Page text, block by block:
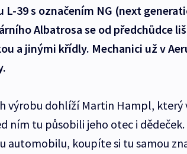
L-39 s označením NG (next
Albatrosa se od předchůdce
a jinými křídly. Mechanici už v
výrobu dohlíží Martin Hampl, který
ním tu působili jeho otec i dědeček.
automobilu, koupíte si tu samou